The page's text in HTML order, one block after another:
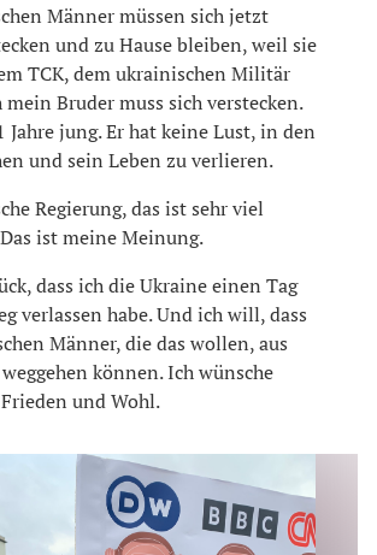
Männer müssen sich jetzt
und zu Hause bleiben, weil sie
TCK, dem ukrainischen Militär
mein Bruder muss sich verstecken.
Jahre jung. Er hat keine Lust, in den
und sein Leben zu verlieren.
Regierung, das ist sehr viel
ist meine Meinung.
dass ich die Ukraine einen Tag
verlassen habe. Und ich will, dass
Männer, die das wollen, aus
können. Ich wünsche
und Wohl.